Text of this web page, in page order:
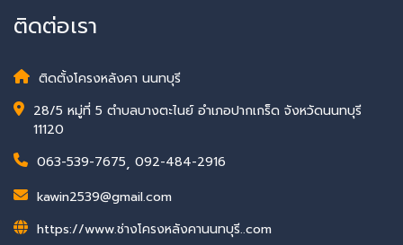
ติดต่อเรา
ติดตั้งโครงหลังคา นนทบุรี
28/5 หมู่ที่ 5 ตำบลบางตะไนย์ อำเภอปากเกร็ด จังหวัดนนทบุรี
11120
063-539-7675, 092-484-2916
kawin2539@gmail.com
https://www.ช่างโครงหลังคานนทบุรี..com